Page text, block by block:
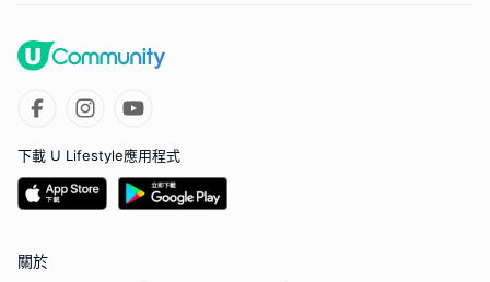
下載 U Lifestyle應用程式
關於